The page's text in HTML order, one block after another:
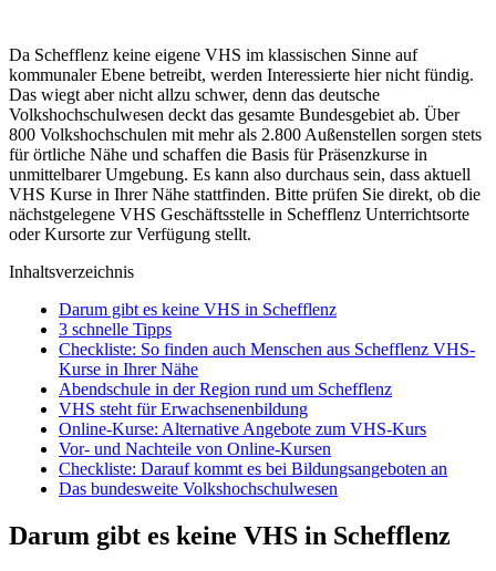
Da Schefflenz keine eigene VHS im klassischen Sinne auf
kommunaler Ebene betreibt, werden Interessierte hier nicht fündig.
Das wiegt aber nicht allzu schwer, denn das deutsche
Volkshochschulwesen deckt das gesamte Bundesgebiet ab. Über
800 Volkshochschulen mit mehr als 2.800 Außenstellen sorgen stets
für örtliche Nähe und schaffen die Basis für Präsenzkurse in
unmittelbarer Umgebung. Es kann also durchaus sein, dass aktuell
VHS Kurse in Ihrer Nähe stattfinden. Bitte prüfen Sie direkt, ob die
nächstgelegene VHS Geschäftsstelle in Schefflenz Unterrichtsorte
oder Kursorte zur Verfügung stellt.
Inhaltsverzeichnis
Darum gibt es keine VHS in Schefflenz
3 schnelle Tipps
Checkliste: So finden auch Menschen aus Schefflenz VHS-
Kurse in Ihrer Nähe
Abendschule in der Region rund um Schefflenz
VHS steht für Erwachsenenbildung
Online-Kurse: Alternative Angebote zum VHS-Kurs
Vor- und Nachteile von Online-Kursen
Checkliste: Darauf kommt es bei Bildungsangeboten an
Das bundesweite Volkshochschulwesen
Darum gibt es keine VHS in Schefflenz